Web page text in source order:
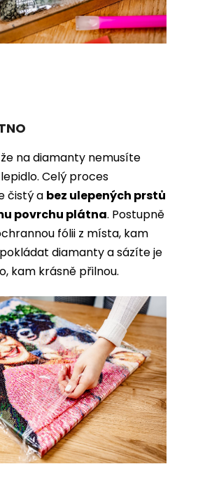
na diamanty nemusíte
Celý proces
čistý a bez ulepených prstů
povrchu plátna. Postupně
fólii z místa, kam
diamanty a sázíte je
kam krásně přilnou.